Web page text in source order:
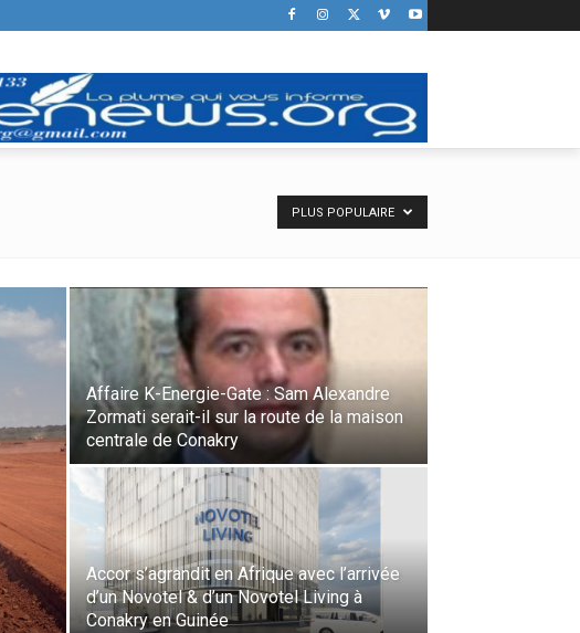
PLUS POPULAIRE
Affaire K-Energie-Gate : Sam Alexandre
Zormati serait-il sur la route de la maison
centrale de Conakry
Accor s’agrandit en Afrique avec l’arrivée
d’un Novotel & d’un Novotel Living à
Conakry en Guinée